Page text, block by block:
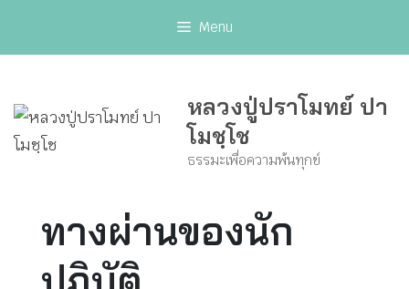
Menu
หลวงปู่ปราโมทย์ ปา
โมชฺโช
ธรรมะเพื่อความพ้นทุกข์
ทางผ่านของนัก